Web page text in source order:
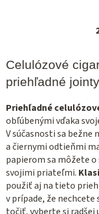
Celulózové
priehľadné jointy
Priehľadné
obľúbenými vďaka
V súčasnosti sa
a čiernymi odtieňmi
papierom sa môžete
svojimi priateľmi.
použiť aj na tieto
v prípade, že